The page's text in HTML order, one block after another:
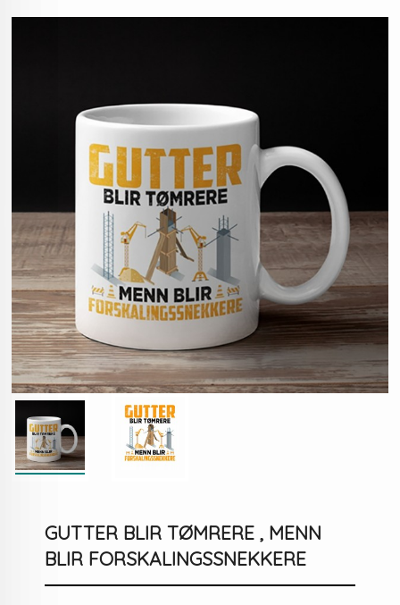
GUTTER BLIR TØMRERE , MENN
BLIR FORSKALINGSSNEKKERE